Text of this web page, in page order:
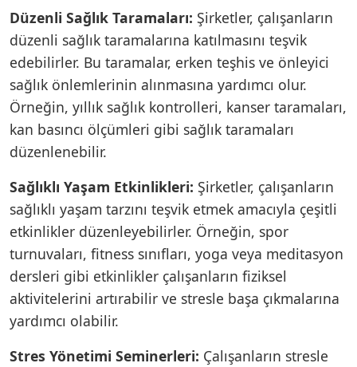
Düzenli Sağlık Taramaları: Şirketler, çalışanların
düzenli sağlık taramalarına katılmasını teşvik
edebilirler. Bu taramalar, erken teşhis ve önleyici
sağlık önlemlerinin alınmasına yardımcı olur.
Örneğin, yıllık sağlık kontrolleri, kanser taramaları,
kan basıncı ölçümleri gibi sağlık taramaları
düzenlenebilir.
Sağlıklı Yaşam Etkinlikleri: Şirketler, çalışanların
sağlıklı yaşam tarzını teşvik etmek amacıyla çeşitli
etkinlikler düzenleyebilirler. Örneğin, spor
turnuvaları, fitness sınıfları, yoga veya meditasyon
dersleri gibi etkinlikler çalışanların fiziksel
aktivitelerini artırabilir ve stresle başa çıkmalarına
yardımcı olabilir.
Stres Yönetimi Seminerleri: Çalışanların stresle